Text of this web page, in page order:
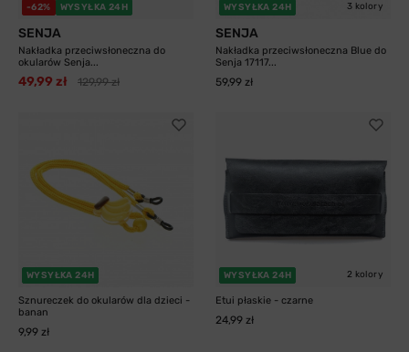
-62% WYSYŁKA 24H
SENJA
Nakładka przeciwsłoneczna do
okularów Senja...
49,99 zł 129,99 zł
WYSYŁKA 24H 3 kolory
SENJA
Nakładka przeciwsłoneczna Blue do
Senja 17117...
59,99 zł
WYSYŁKA 24H
Sznureczek do okularów dla dzieci -
banan
9,99 zł
WYSYŁKA 24H 2 kolory
Etui płaskie - czarne
24,99 zł